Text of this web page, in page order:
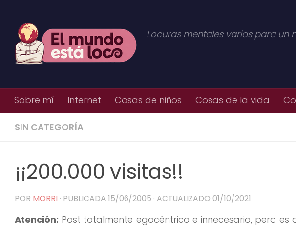
Locuras mentales varias para un
Sobre mí Internet Cosas de niños Cosas de la vida
SIN CATEGORÍA
¡¡200.000 visitas!!
POR MORRI · PUBLICADA 15/06/2005 · ACTUALIZADO 01/10/2021
Atención: Post totalmente egocéntrico e innecesario, pero